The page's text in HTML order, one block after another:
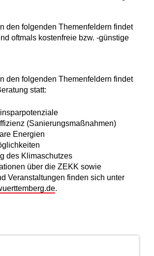
den folgenden Themenfeldern findet
oftmals kostenfreie bzw. -günstige
den folgenden Themenfeldern findet
statt:
(Sanierungsmaßnahmen)
Energien
des Klimaschutzes
über die ZEKK sowie
Veranstaltungen finden sich unter
.